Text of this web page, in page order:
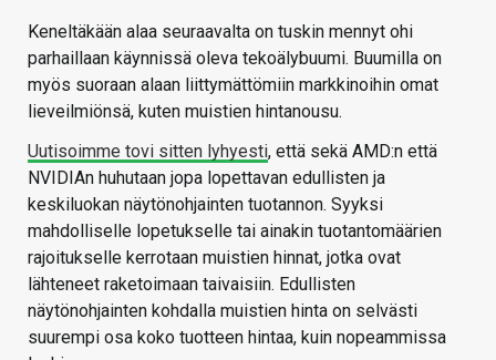
Keneltäkään alaa seuraavalta on tuskin mennyt ohi
parhaillaan käynnissä oleva tekoälybuumi. Buumilla on
myös suoraan alaan liittymättömiin markkinoihin omat
lieveilmiönsä, kuten muistien hintanousu.
Uutisoimme tovi sitten lyhyesti, että sekä AMD:n että
NVIDIAn huhutaan jopa lopettavan edullisten ja
keskiluokan näytönohjainten tuotannon. Syyksi
mahdolliselle lopetukselle tai ainakin tuotantomäärien
rajoitukselle kerrotaan muistien hinnat, jotka ovat
lähteneet raketoimaan taivaisiin. Edullisten
näytönohjainten kohdalla muistien hinta on selvästi
suurempi osa koko tuotteen hintaa, kuin nopeammissa